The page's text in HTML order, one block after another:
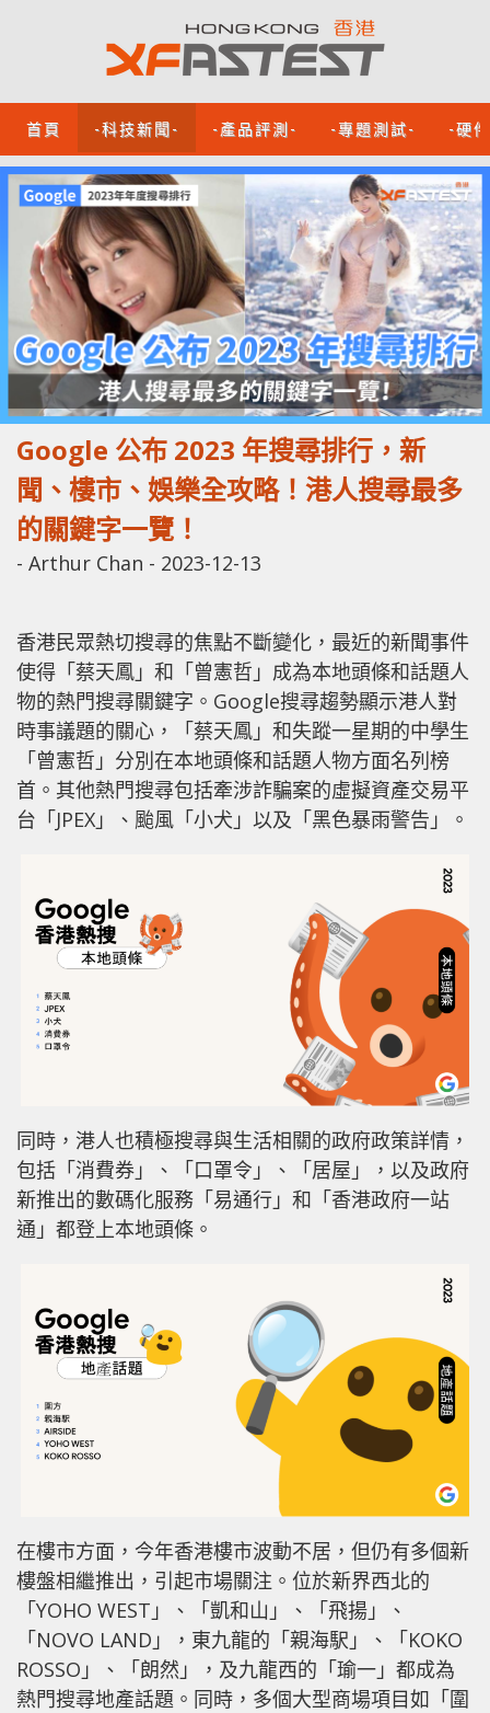
首頁 -科技新聞- -產品評測- -專題測試- -硬
Google 公布 2023 年搜尋排行，新
聞、樓市、娛樂全攻略！港人搜尋最多
的關鍵字一覽！
- Arthur Chan - 2023-12-13
香港民眾熱切搜尋的焦點不斷變化，最近的新聞事件
使得「蔡天鳳」和「曾憲哲」成為本地頭條和話題人
物的熱門搜尋關鍵字。Google搜尋趨勢顯示港人對
時事議題的關心，「蔡天鳳」和失蹤一星期的中學生
「曾憲哲」分別在本地頭條和話題人物方面名列榜
首。其他熱門搜尋包括牽涉詐騙案的虛擬資產交易平
台「JPEX」、颱風「小犬」以及「黑色暴雨警告」。
同時，港人也積極搜尋與生活相關的政府政策詳情，
包括「消費券」、「口罩令」、「居屋」，以及政府
新推出的數碼化服務「易通行」和「香港政府一站
通」都登上本地頭條。
在樓市方面，今年香港樓市波動不居，但仍有多個新
樓盤相繼推出，引起市場關注。位於新界西北的
「YOHO WEST」、「凱和山」、「飛揚」、
「NOVO LAND」，東九龍的「親海駅」、「KOKO
ROSSO」、「朗然」，及九龍西的「瑜一」都成為
熱門搜尋地產話題。同時，多個大型商場項目如「圍